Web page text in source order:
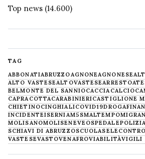
Top news (14.600)
TAG
ABBONATIABRUZZOAGNONEAGNONESE
ALTO VASTESEALTOVASTESEARRESTO
BELMONTE DEL SANNIOCACCIA CALCIO
CAPRACOTTACARABINIERICASTIGLIONE
CHIETINOCINGHIALICOVID19DROGA
INCIDENTEISERNIAM5SMALTEMPO
MOLISANOMOLISENEVE OSPEDALE
SCHIAVI DI ABRUZZOSCUOLA
VASTESEVASTOVENAFROVIABILITÀVIGILI